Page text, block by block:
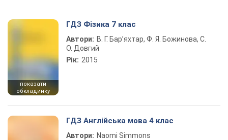
показати
обкладинку
ГДЗ Фізика 7 клас
Автори: В. Г. Бар’яхтар, Ф. Я. Божинова, С.
О. Довгий
Рік: 2015
ГДЗ Англійська мова 4 клас
Автори: Naomi Simmons